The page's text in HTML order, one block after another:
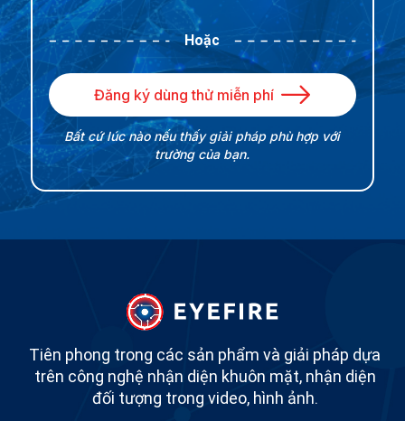
Hoặc
Đăng ký dùng thử miễn phí
Bất cứ lúc nào nếu thấy giải pháp phù hợp với
trường của bạn.
Tiên phong trong các sản phẩm và giải pháp dựa
trên công nghệ nhận diện khuôn mặt, nhận diện
đối tượng trong video, hình ảnh.